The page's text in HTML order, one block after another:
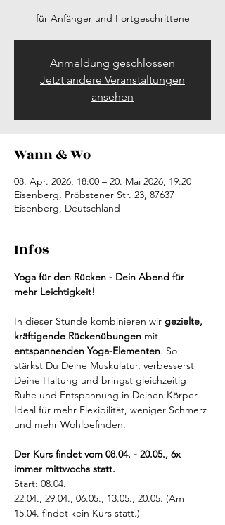
für Anfänger und Fortgeschrittene
Anmeldung geschlossen
Jetzt andere Veranstaltungen
ansehen
Wann & Wo
08. Apr. 2026, 18:00 – 20. Mai 2026, 19:20
Eisenberg, Pröbstener Str. 23, 87637
Eisenberg, Deutschland
Infos
Yoga für den Rücken - Dein Abend für
mehr Leichtigkeit!
In dieser Stunde kombinieren wir gezielte,
kräftigende Rückenübungen mit
entspannenden Yoga-Elementen. So
stärkst Du Deine Muskulatur, verbesserst
Deine Haltung und bringst gleichzeitig
Ruhe und Entspannung in Deinen Körper.
Ideal für mehr Flexibilität, weniger Schmerz
und mehr Wohlbefinden.
Der Kurs findet vom 08.04. - 20.05., 6x
immer mittwochs statt.
Start: 08.04.
22.04., 29.04., 06.05., 13.05., 20.05. (Am
15.04. findet kein Kurs statt.)